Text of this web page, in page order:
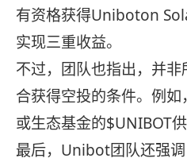
有资格获得Uniboton
实现三重收益。
不过，团队也指出，并
合获得空投的条件。例
或生态基金的$UNIBOT
最后，Unibot团队还强